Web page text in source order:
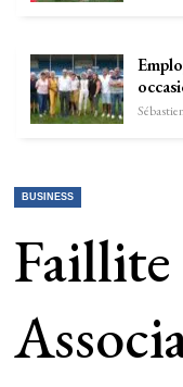
BUSINESS